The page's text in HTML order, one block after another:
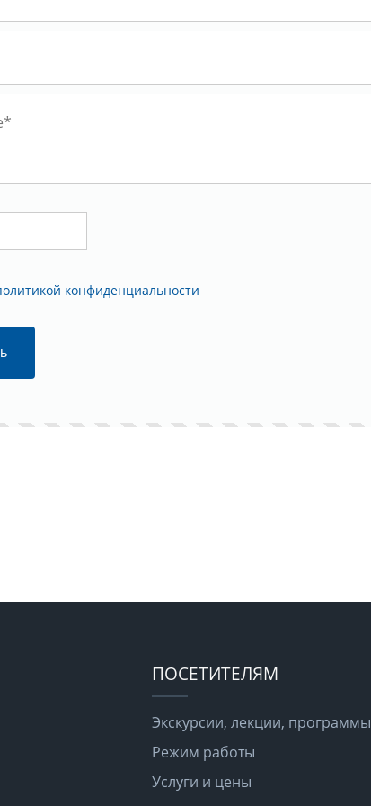
конфиденциальности
ПОСЕТИТЕЛЯМ
Экскурсии, лекции, программы
Режим работы
Услуги и цены